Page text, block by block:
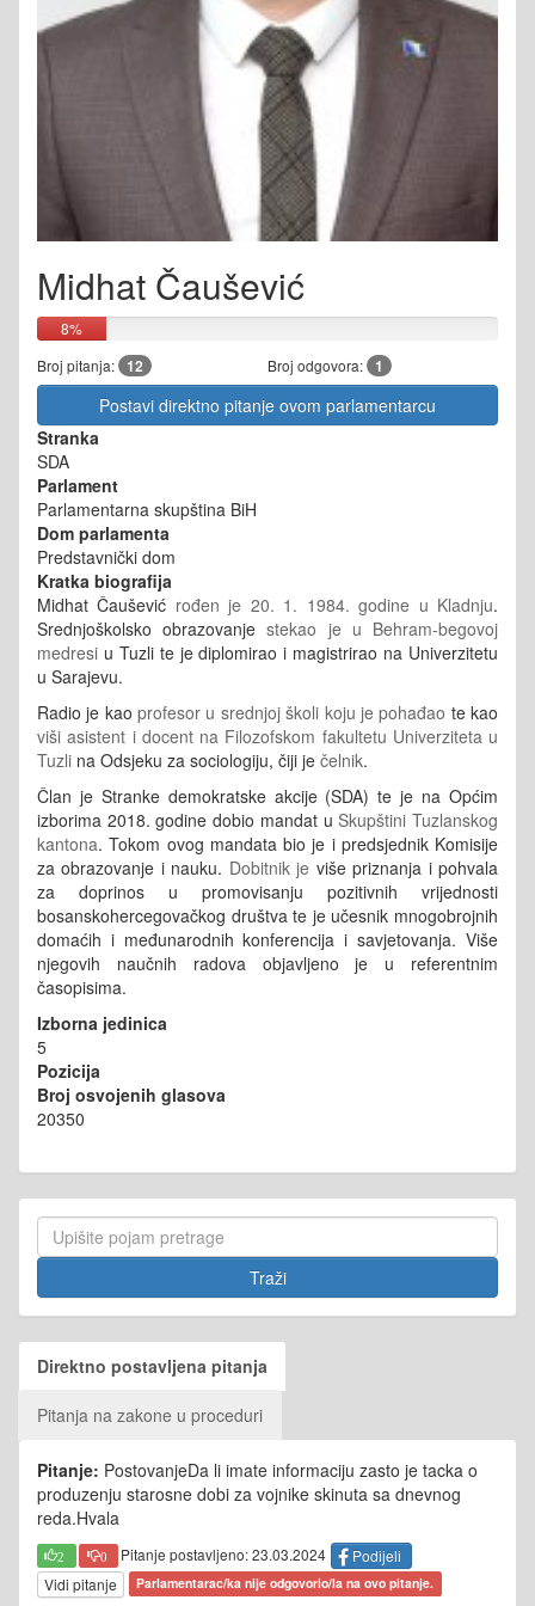
Midhat Čaušević
8%
Broj pitanja: 12 Broj odgovora: 1
Postavi direktno pitanje ovom parlamentarcu
Stranka
SDA
Parlament
Parlamentarna skupština BiH
Dom parlamenta
Predstavnički dom
Kratka biografija
Midhat Čaušević rođen je 20. 1. 1984. godine u Kladnju.
Srednjoškolsko obrazovanjestekao je u Behram-begovoj
medresi u Tuzli te je diplomirao i magistrirao na Univerzitetu
u Sarajevu.
Radio je kaoprofesor u srednjoj školi koju je pohađao te kao
viši asistent i docent na Filozofskom fakultetu Univerziteta u
Tuzli na Odsjeku za sociologiju, čiji je čelnik.
Član je Stranke demokratske akcije (SDA) te je na Općim
izborima 2018. godine dobio mandat uSkupštini Tuzlanskog
kantona. Tokom ovog mandata bio je i predsjednik Komisije
za obrazovanje i nauku. Dobitnik je više priznanja i pohvala
za doprinos u promovisanju pozitivnih vrijednosti
bosanskohercegovačkog društva te je učesnik mnogobrojnih
domaćih i međunarodnih konferencija i savjetovanja. Više
njegovih naučnih radova objavljeno je u referentnim
časopisima.
Izborna jedinica
5
Pozicija
Broj osvojenih glasova
20350
Direktno postavljena pitanja
Pitanja na zakone u proceduri
Pitanje: PostovanjeDa li imate informaciju zasto je tacka o
produzenju starosne dobi za vojnike skinuta sa dnevnog
reda.Hvala
2 0 Pitanje postavljeno: 23.03.2024
Podijeli
Vidi pitanje
Parlamentarac/ka nije odgovorio/la na ovo pitanje.